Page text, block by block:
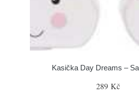
Kasička Day Dreams –
289 Kč